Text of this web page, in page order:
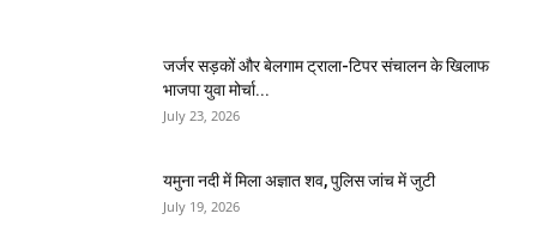
जर्जर सड़कों और बेलगाम ट्राला-टिपर संचालन के खिलाफ
भाजपा युवा मोर्चा...
July 23, 2026
यमुना नदी में मिला अज्ञात शव, पुलिस जांच में जुटी
July 19, 2026